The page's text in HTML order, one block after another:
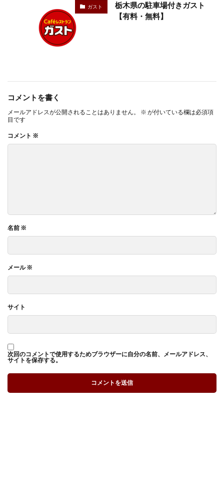
ガスト
栃木県の駐車場付きガスト
【有料・無料】
コメントを書く
メールアドレスが公開されることはありません。 ※ が付いている欄は必須項
目です
コメント ※
名前 ※
メール※
サイト
次回のコメントで使用するためブラウザーに自分の名前、メールアドレス、
サイトを保存する。